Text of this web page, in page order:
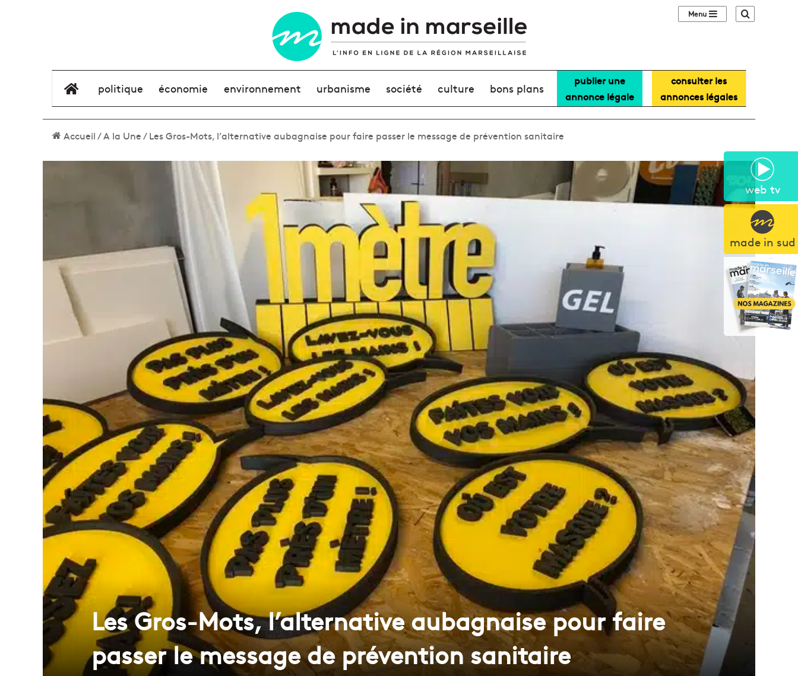
web tv
made in sud
Sidebar (barre
élément de menu
politique économie environnement urbanisme société culture bons plans
publier une
annonce légale
consulter les
annonces légales
Accueil/A la Une/Les Gros-Mots, l’alternative aubagnaise pour faire passer le message de prévention sanitaire
Les Gros-Mots, l’alternative aubagnaise pour faire
passer le message de prévention sanitaire